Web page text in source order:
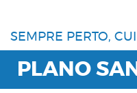
SEMPRE PERTO,
PLANO